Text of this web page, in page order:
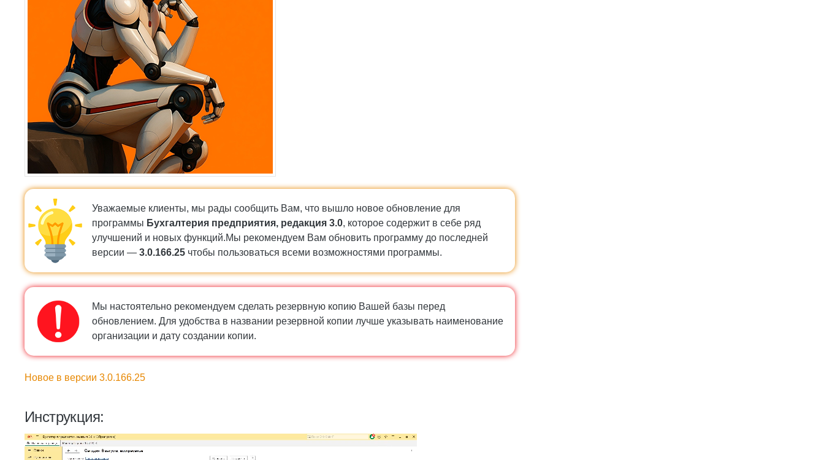
Уважаемые клиенты, мы рады сообщить Вам, что вышло новое обновление для
программы Бухгалтерия предприятия, редакция 3.0, которое содержит в себе ряд
улучшений и новых функций.Мы рекомендуем Вам обновить программу до последней
версии — 3.0.166.25 чтобы пользоваться всеми возможностями программы.
Мы настоятельно рекомендуем сделать резервную копию Вашей базы перед
обновлением. Для удобства в названии резервной копии лучше указывать наименование
организации и дату создании копии.
Новое в версии 3.0.166.25
Инструкция: